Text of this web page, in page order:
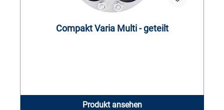
Compakt Varia Multi - geteilt
Produkt ansehen